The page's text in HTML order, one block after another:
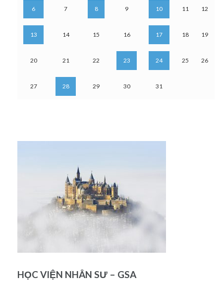
6 7 8 9 10 11 12
13 14 15 16 17 18 19
20 21 22 23 24 25 26
27 28 29 30 31
HỌC VIỆN NHÂN SƯ – GSA